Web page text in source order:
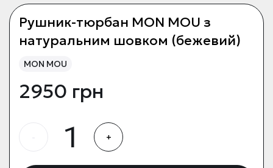
Рушник-тюрбан MON MOU з
натуральним шовком (бежевий)
MON MOU
2950 грн
+